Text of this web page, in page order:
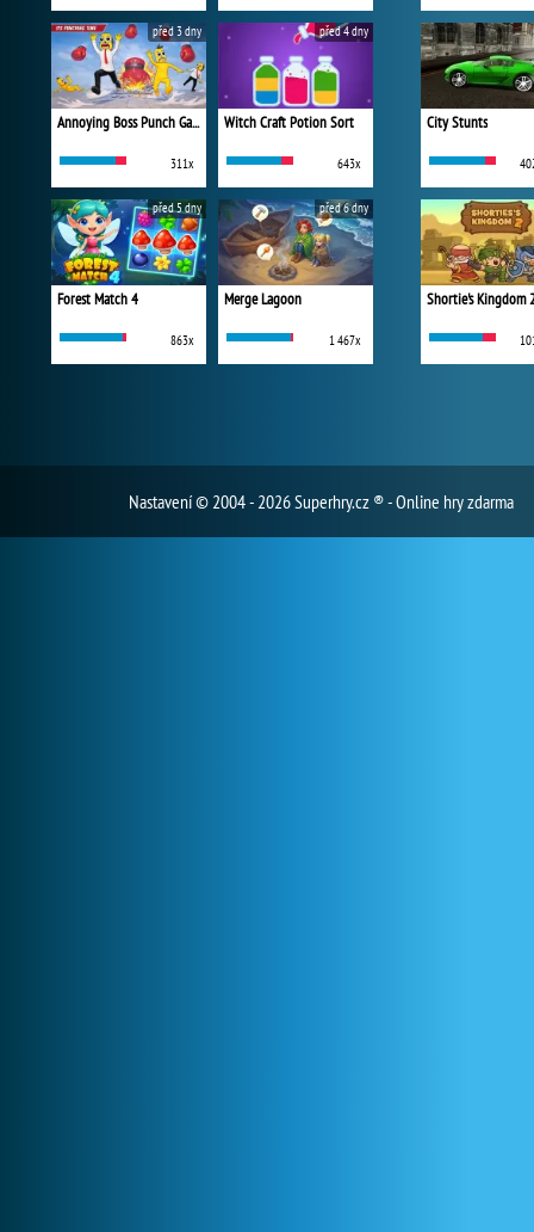
Annoying Boss Punch Game
311x
před 3 dny
Witch Craft Potion Sort
643x
před 4 dny
Forest Match 4
863x
před 5 dny
Merge Lagoon
1 467x
před 6 dny
City Stunts
Shortie's Kingdom
Nastavení© 2004 - 2026 Superhry.cz ® - Online hry zdarma